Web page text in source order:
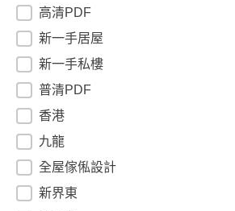
分類標籤
高清PDF
新一手居屋
新一手私樓
普清PDF
香港
九龍
全屋傢俬設計
新界東